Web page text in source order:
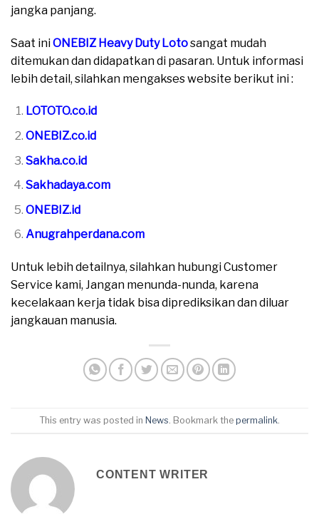
jangka panjang.
Saat iniONEBIZ Heavy Duty Lotosangat mudah
ditemukan dan didapatkan di pasaran. Untuk informasi
lebih detail, silahkan mengakses website berikut ini :
LOTOTO.co.id
ONEBIZ.co.id
Sakha.co.id
Sakhadaya.com
ONEBIZ.id
Anugrahperdana.com
Untuk lebih detailnya, silahkan hubungi Customer
Service kami, Jangan menunda-nunda, karena
kecelakaan kerja tidak bisa diprediksikan dan diluar
jangkauan manusia.
This entry was posted in News . Bookmark the permalink
CONTENT WRITER